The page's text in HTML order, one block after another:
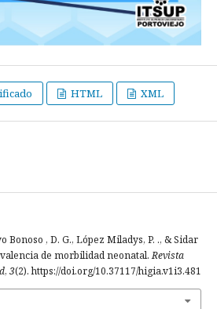
HTML XML
Bonoso , D. G., López Miladys, P. ., & Sidar
de morbilidad neonatal.Revista
, 3(2). https://doi.org/10.37117/higia.v1i3.481